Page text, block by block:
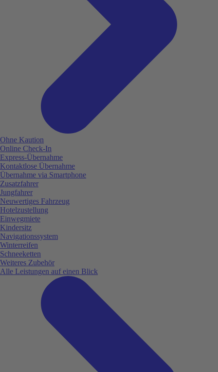
Ohne Kaution
Online Check-In
Express-Übernahme
Kontaktlose Übernahme
Übernahme via Smartphone
Zusatzfahrer
Jungfahrer
Neuwertiges Fahrzeug
Hotelzustellung
Einwegmiete
Kindersitz
Navigationssystem
Winterreifen
Schneeketten
Weiteres Zubehör
Alle Leistungen auf einen Blick